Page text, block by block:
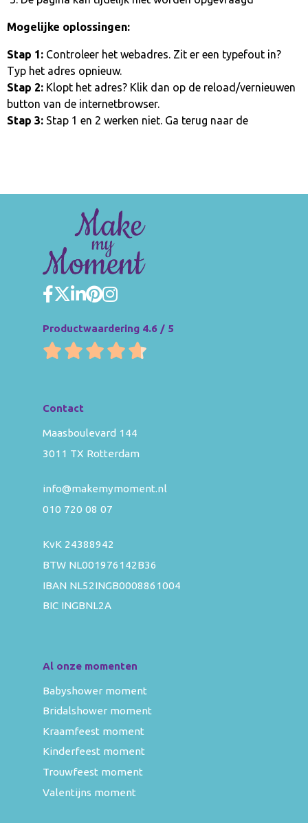
Mogelijke oplossingen:
Stap 1: Controleer het webadres. Zit er een typefout in?
Typ het adres opnieuw.
Stap 2: Klopt het adres? Klik dan op de reload/vernieuwen
button van de internetbrowser.
Stap 3: Stap 1 en 2 werken niet. Ga terug naar de
Productwaardering 4.6 / 5
Contact
Maasboulevard 144
3011 TX Rotterdam
info@makemymoment.nl
010 720 08 07
KvK 24388942
BTW NL001976142B36
IBAN NL52INGB0008861004
BIC INGBNL2A
Al onze momenten
Babyshower moment
Bridalshower moment
Kraamfeest moment
Kinderfeest moment
Trouwfeest moment
Valentijns moment